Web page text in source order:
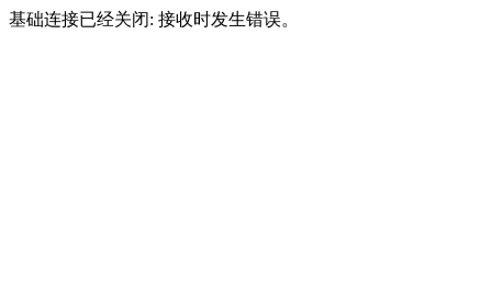
基础连接已经关闭: 接收时发生错误。